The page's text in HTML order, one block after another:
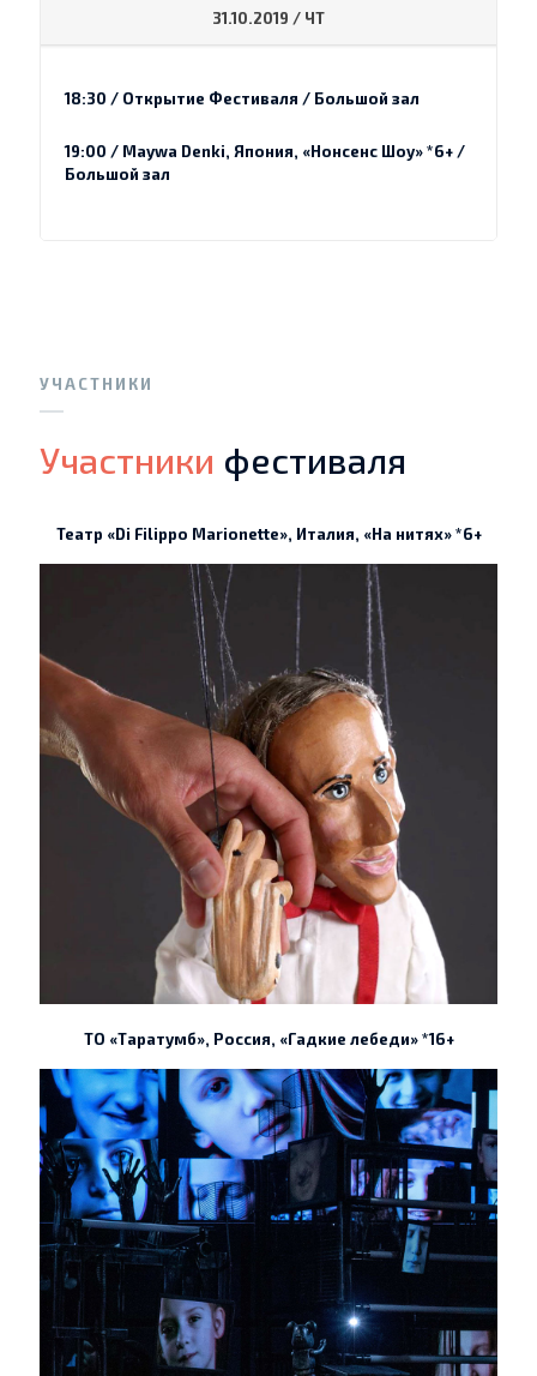
31.10.2019 / ЧТ
18:30 / Открытие Фестиваля / Большой зал
19:00 / Maywa Denki, Япония, «Нонсенс Шоу» *6+ /
Большой зал
УЧАСТНИКИ
Участники фестиваля
Театр «Di Filippo Marionette», Италия, «На нитях» *6+
ТО «Таратумб», Россия, «Гадкие лебеди» *16+